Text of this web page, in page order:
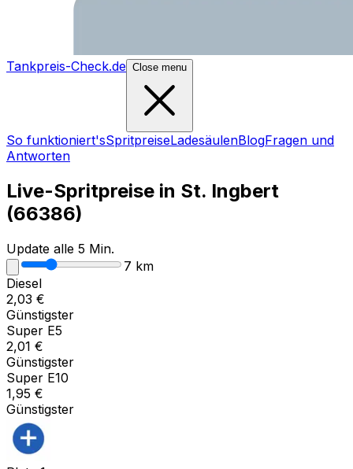
Tankpreis-Check.de Close menu
So funktioniert'sSpritpreiseLadesäulenBlogFragen und
Antworten
Live-Spritpreise in St. Ingbert
(66386)
Update alle 5 Min.
7 km
Diesel
2,03 €
Günstigster
Super E5
2,01 €
Günstigster
Super E10
1,95 €
Günstigster